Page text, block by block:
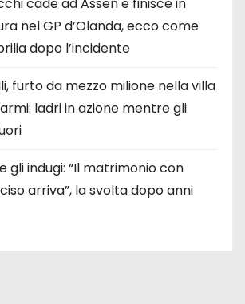
cade ad Assen e finisce in
nel GP d’Olanda, ecco come
dopo l’incidente
furto da mezzo milione nella villa
ladri in azione mentre gli
gli indugi: “Il matrimonio con
arriva”, la svolta dopo anni